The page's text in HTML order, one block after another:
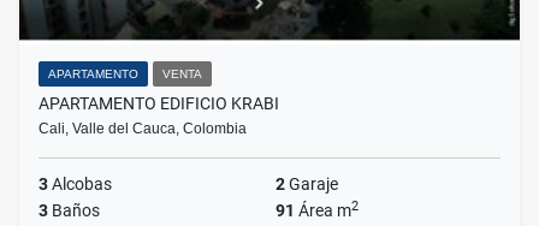
APARTAMENTO VENTA
APARTAMENTO EDIFICIO KRABI
Cali, Valle del Cauca, Colombia
3Alcobas 2Garaje
3 Baños 91 Área m2